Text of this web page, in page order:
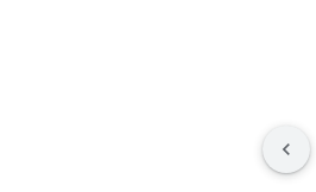
Datenschutz